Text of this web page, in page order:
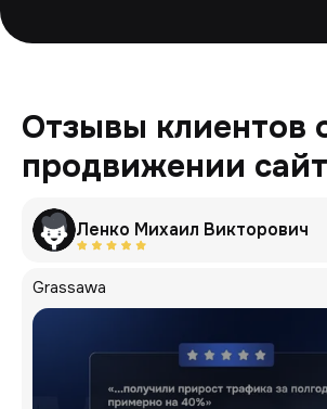
Отзывы клиентов
продвижении
Ленко Михаил Викторович
Grassawa